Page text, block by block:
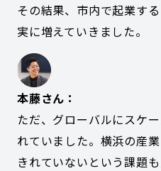
その結果、市内で起業す
実に増えていきました。
本藤さん：
ただ、グローバルにスケ
れていました。横浜の産
きれていないという課題も